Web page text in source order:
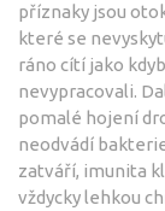
příznaky jsou
které se
ráno cítí jako
nevypracovali.
pomalé hojení
neodvádí
zatváří, imunita
vždycky lehkou